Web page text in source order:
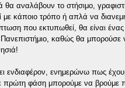
θα αναλάβουν το στήσιμο,
με κάποιο τρόπο ή απλά να
που εκτυπωθεί, θα είναι
καθώς θα μπορούσε
ενδιαφέρον, ενημερώνω πως
πρώτη φάση μπορούμε να βρούμε